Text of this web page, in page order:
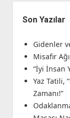
Son Yazılar
Gidenler
Misafir
“İyi İnsan
Yaz Tatili,
Zamanı!”